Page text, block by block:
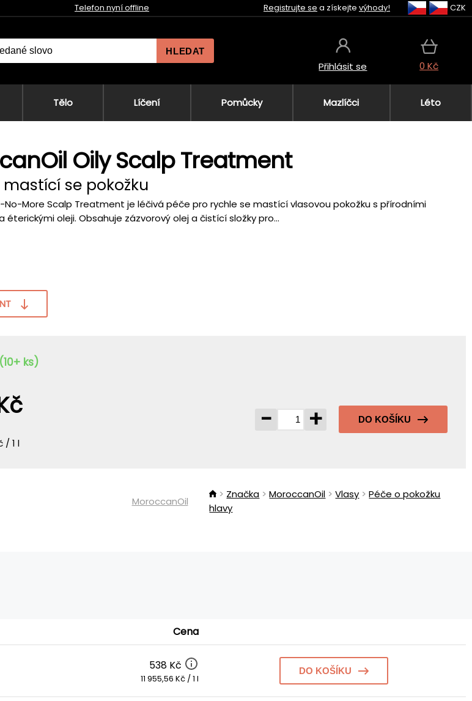
Telefon nyní offline Registrujte se a získejte výhody! CZK
HLEDAT
Přihlásit se 0 Kč
Tělo Líčení Pomůcky Mazlíčci Léto
Oily Scalp Treatment
se pokožku
No-More Scalp Treatment je léčivá péče pro rychle se mastící vlasovou pokožku s přírodními
éterickými oleji. Obsahuje zázvorový olej a čistící složky pro...
ks)
/ 1 l
- + DO KOŠÍKU
MoroccanOil
Značka MoroccanOil Vlasy
Péče o pokožku
hlavy
Cena
538 Kč
11 955,56 Kč / 1 l
DO KOŠÍKU